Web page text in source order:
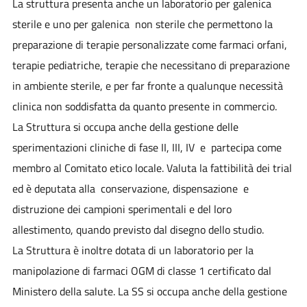
sterile e uno per galenica non sterile che permettono la
preparazione di terapie personalizzate come farmaci orfani,
terapie pediatriche, terapie che necessitano di preparazione
in ambiente sterile, e per far fronte a qualunque necessità
clinica non soddisfatta da quanto presente in commercio.
La Struttura si occupa anche della gestione delle
sperimentazioni cliniche di fase II, III, IV e partecipa come
membro al Comitato etico locale. Valuta la fattibilità dei trial
ed è deputata alla conservazione, dispensazione e
distruzione dei campioni sperimentali e del loro
allestimento, quando previsto dal disegno dello studio.
La Struttura è inoltre dotata di un laboratorio per la
manipolazione di farmaci OGM di classe 1 certificato dal
Ministero della salute. La SS si occupa anche della gestione